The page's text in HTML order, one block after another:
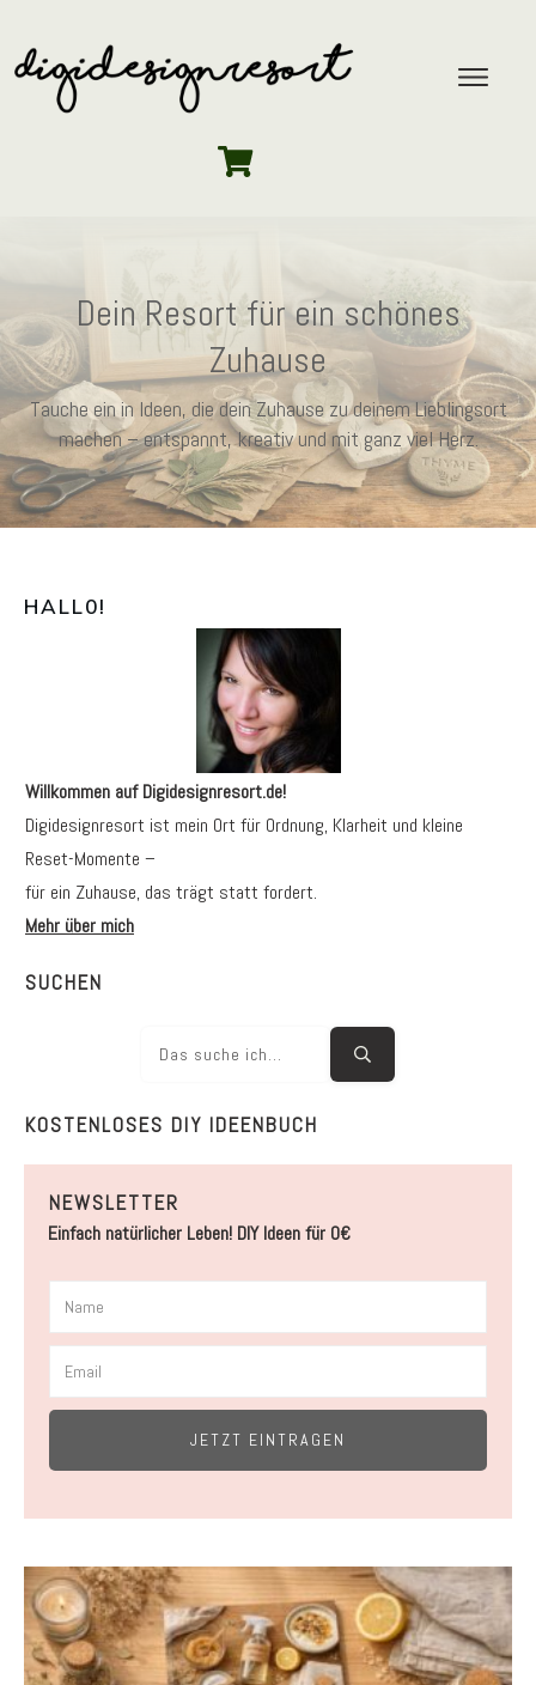
Dein Resort für ein schönes
Zuhause
Tauche ein in Ideen, die dein Zuhause zu deinem Lieblingsort
machen – entspannt, kreativ und mit ganz viel Herz.
HALL0!
Willkommen auf Digidesignresort.de!
Digidesignresort ist mein Ort für Ordnung, Klarheit und kleine
Reset-Momente –
für ein Zuhause, das trägt statt fordert.
Mehr über mich
SUCHEN
KOSTENLOSES DIY IDEENBUCH
NEWSLETTER
Einfach natürlicher Leben! DIY Ideen für 0€
JETZT EINTRAGEN